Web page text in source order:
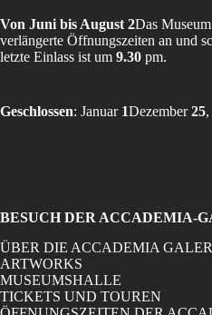
Von Juni bis August 2Das
verlängerte Öffnungszeiten an und
letzte Einlass ist um 9.30 pm.
Geschlossen: Januar 1Dezember25
BESUCH DER ACCADEMIA-
ÜBER DIE ACCADEMIA
ARTWORKS
MUSEUMSHALLE
TICKETS UND TOUREN